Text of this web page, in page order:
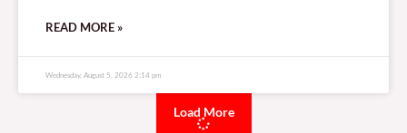
READ MORE »
Wednesday, August 5, 2026 2:14 pm
Load More